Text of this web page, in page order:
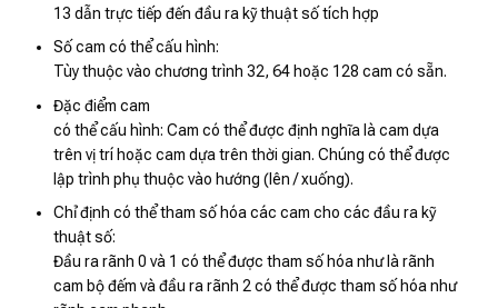
13 dẫn trực tiếp đến đầu ra kỹ thuật số tích hợp
Số cam có thể cấu hình:
Tùy thuộc vào chương trình 32, 64 hoặc 128 cam có sẵn.
Đặc điểm cam
có thể cấu hình: Cam có thể được định nghĩa là cam dựa
trên vị trí hoặc cam dựa trên thời gian. Chúng có thể được
lập trình phụ thuộc vào hướng (lên / xuống).
Chỉ định có thể tham số hóa các cam cho các đầu ra kỹ
thuật số:
Đầu ra rãnh 0 và 1 có thể được tham số hóa như là rãnh
cam bộ đếm và đầu ra rãnh 2 có thể được tham số hóa như